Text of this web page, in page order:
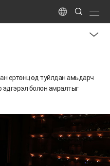
Language
Search
Submit
ертөнцөд туйлдан амьдарч
эдгэрэл болон амралтыг